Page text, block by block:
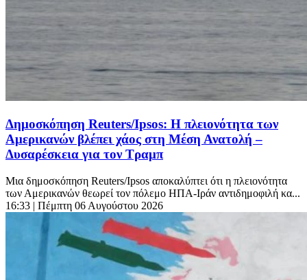
Δημοσκόπηση Reuters/Ipsos: Η πλειονότητα των
Αμερικανών βλέπει χάος στη Μέση Ανατολή –
Δυσαρέσκεια για τον Τραμπ
Μια δημοσκόπηση Reuters/Ipsos αποκαλύπτει ότι η πλειονότητα
των Αμερικανών θεωρεί τον πόλεμο ΗΠΑ-Ιράν αντιδημοφιλή κα...
16:33 | Πέμπτη 06 Αυγούστου 2026